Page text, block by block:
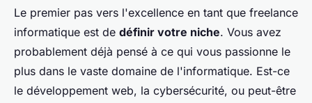
Le premier pas vers l'excellence en tant que freelance
informatique est de définir votre niche. Vous avez
probablement déjà pensé à ce qui vous passionne le
plus dans le vaste domaine de l'informatique. Est-ce
le développement web, la cybersécurité, ou peut-être